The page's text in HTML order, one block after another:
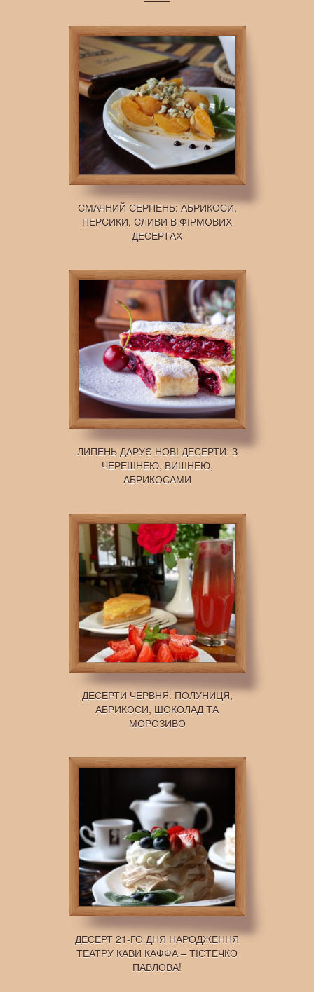
СМАЧНИЙ СЕРПЕНЬ: АБРИКОСИ,
ПЕРСИКИ, СЛИВИ В ФІРМОВИХ
ДЕСЕРТАХ
ЛИПЕНЬ ДАРУЄ НОВІ ДЕСЕРТИ: З
ЧЕРЕШНЕЮ, ВИШНЕЮ,
АБРИКОСАМИ
ДЕСЕРТИ ЧЕРВНЯ: ПОЛУНИЦЯ,
АБРИКОСИ, ШОКОЛАД ТА
МОРОЗИВО
ДЕСЕРТ 21-ГО ДНЯ НАРОДЖЕННЯ
ТЕАТРУ КАВИ КАФФА – ТІСТЕЧКО
ПАВЛОВА!